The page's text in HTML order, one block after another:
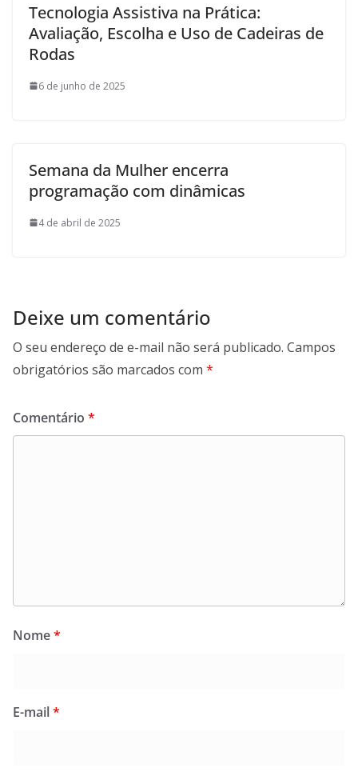
Tecnologia Assistiva na Prática:
Avaliação, Escolha e Uso de Cadeiras de
Rodas
6 de junho de 2025
Semana da Mulher encerra
programação com dinâmicas
4 de abril de 2025
Deixe um comentário
O seu endereço de e-mail não será publicado. Campos
obrigatórios são marcados com *
Comentário *
Nome*
E-mail*